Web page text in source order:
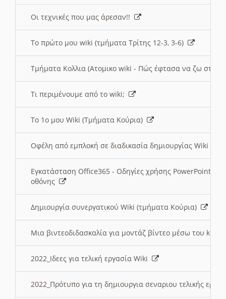
Οι τεχνικές που μας άρεσαν!!
Το πρώτο μου wiki (τμήματα Τρίτης 12-3, 3-6)
Τμήματα Κολλια (Ατομικο wiki - Πώς έφτασα να ζω στην
Τι περιμένουμε από το wiki;
Το 1ο μου Wiki (Τμήματα Κούρια)
Οφέλη από εμπλοκή σε διαδικασία δημιουργίας Wiki
Εγκατάσταση Office365 - Οδηγίες χρήσης PowerPoint
οθόνης
Δημιουργία συνεργατικού Wiki (τμήματα Κούρια)
Μια βιντεοδιδασκαλία για μοντάζ βίντεο μέσω του
2022_Ιδεες για τελική εργασία Wiki
2022_Πρότυπο για τη δημιουργια σεναριου τελικής